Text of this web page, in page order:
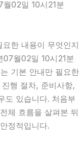
02일 10시21분
한 내용이 무엇인지
07월02일 10시21분
기본 안내만 필요한
행 절차, 준비사항,
도 있습니다. 처음부
체 흐름을 살펴본 뒤
정적입니다.